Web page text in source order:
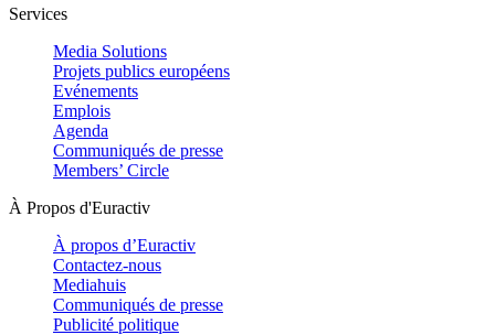
Services
Media Solutions
Projets publics européens
Evénements
Emplois
Agenda
Communiqués de presse
Members’ Circle
À Propos d'Euractiv
À propos d’Euractiv
Contactez-nous
Mediahuis
Communiqués de presse
Publicité politique